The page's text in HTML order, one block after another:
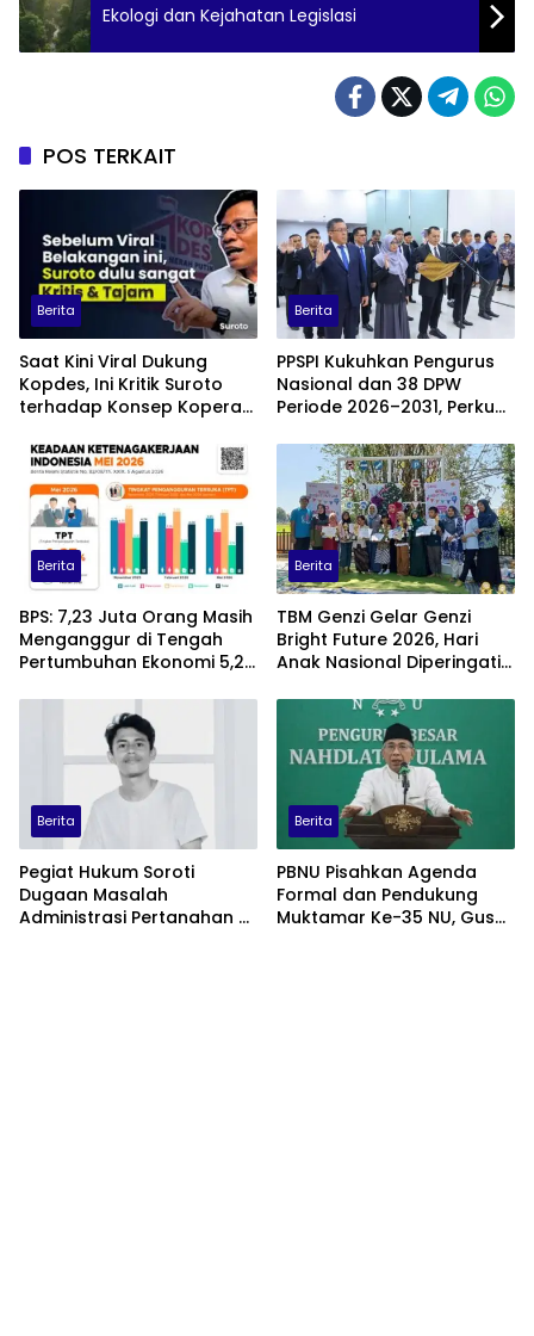
Ekologi dan Kejahatan Legislasi
POS TERKAIT
Berita
Saat Kini Viral Dukung
Kopdes, Ini Kritik Suroto
terhadap Konsep Koperasi
Berita
PPSPI Kukuhkan Pengurus
Nasional dan 38 DPW
Periode 2026–2031, Perkuat
Publik
Berita
BPS: 7,23 Juta Orang Masih
Menganggur di Tengah
Pertumbuhan Ekonomi 5,29
Berita
TBM Genzi Gelar Genzi
Bright Future 2026, Hari
Anak Nasional Diperingati
Tembang Dolanan
Berita
Pegiat Hukum Soroti
Dugaan Masalah
Administrasi Pertanahan di
Berita
PBNU Pisahkan Agenda
Formal dan Pendukung
Muktamar Ke-35 NU, Gus